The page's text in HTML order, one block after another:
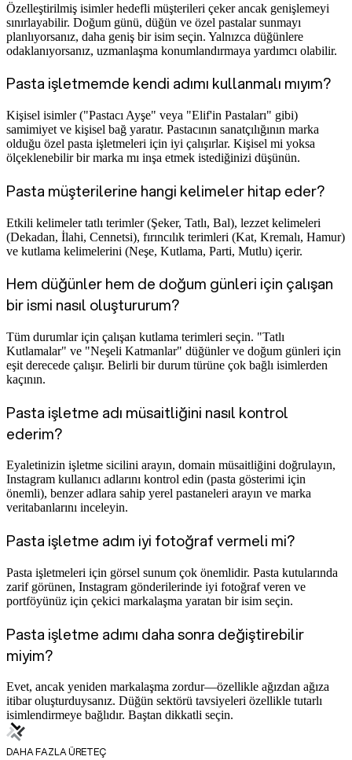
Özelleştirilmiş isimler hedefli müşterileri çeker ancak genişlemeyi
sınırlayabilir. Doğum günü, düğün ve özel pastalar sunmayı
planlıyorsanız, daha geniş bir isim seçin. Yalnızca düğünlere
odaklanıyorsanız, uzmanlaşma konumlandırmaya yardımcı olabilir.
Pasta işletmemde kendi adımı kullanmalı mıyım?
Kişisel isimler ("Pastacı Ayşe" veya "Elif'in Pastaları" gibi)
samimiyet ve kişisel bağ yaratır. Pastacının sanatçılığının marka
olduğu özel pasta işletmeleri için iyi çalışırlar. Kişisel mi yoksa
ölçeklenebilir bir marka mı inşa etmek istediğinizi düşünün.
Pasta müşterilerine hangi kelimeler hitap eder?
Etkili kelimeler tatlı terimler (Şeker, Tatlı, Bal), lezzet kelimeleri
(Dekadan, İlahi, Cennetsi), fırıncılık terimleri (Kat, Kremalı, Hamur)
ve kutlama kelimelerini (Neşe, Kutlama, Parti, Mutlu) içerir.
Hem düğünler hem de doğum günleri için çalışan
bir ismi nasıl oluştururum?
Tüm durumlar için çalışan kutlama terimleri seçin. "Tatlı
Kutlamalar" ve "Neşeli Katmanlar" düğünler ve doğum günleri için
eşit derecede çalışır. Belirli bir durum türüne çok bağlı isimlerden
kaçının.
Pasta işletme adı müsaitliğini nasıl kontrol
ederim?
Eyaletinizin işletme sicilini arayın, domain müsaitliğini doğrulayın,
Instagram kullanıcı adlarını kontrol edin (pasta gösterimi için
önemli), benzer adlara sahip yerel pastaneleri arayın ve marka
veritabanlarını inceleyin.
Pasta işletme adım iyi fotoğraf vermeli mi?
Pasta işletmeleri için görsel sunum çok önemlidir. Pasta kutularında
zarif görünen, Instagram gönderilerinde iyi fotoğraf veren ve
portföyünüz için çekici markalaşma yaratan bir isim seçin.
Pasta işletme adımı daha sonra değiştirebilir
miyim?
Evet, ancak yeniden markalaşma zordur—özellikle ağızdan ağıza
itibar oluşturduysanız. Düğün sektörü tavsiyeleri özellikle tutarlı
isimlendirmeye bağlıdır. Baştan dikkatli seçin.
DAHA FAZLA ÜRETEÇ